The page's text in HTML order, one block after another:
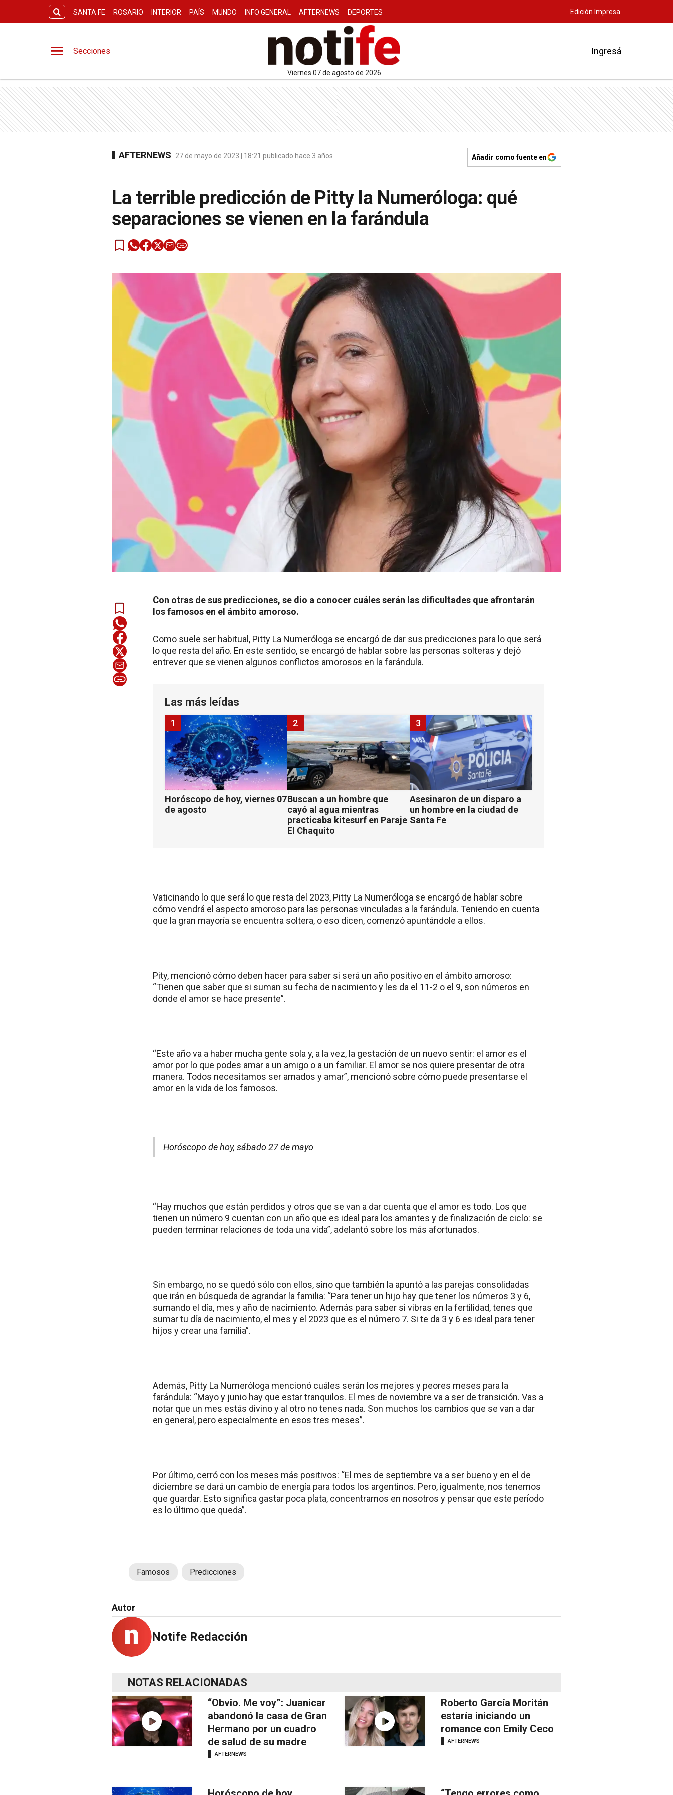
SANTA FE ROSARIO INTERIOR PAÍS MUNDO INFO GENERAL AFTERNEWS DEPORTES Edición Impresa
Secciones
viernes 07 de agosto de 2026
Ingresá
AFTERNEWS 27 de mayo de 2023 | 18:21 publicado hace 3 años Añadir como fuente en
La terrible predicción de Pitty la Numeróloga: qué
separaciones se vienen en la farándula
Con otras de sus predicciones, se dio a conocer cuáles serán las dificultades que afrontarán
los famosos en el ámbito amoroso.
Como suele ser habitual, Pitty La Numeróloga se encargó de dar sus predicciones para lo que será
lo que resta del año. En este sentido, se encargó de hablar sobre las personas solteras y dejó
entrever que se vienen algunos conflictos amorosos en la farándula.
Las más leídas
Horóscopo de hoy, viernes 07
de agosto
1
Buscan a un hombre que
cayó al agua mientras
practicaba kitesurf en Paraje
El Chaquito
2
Asesinaron de un disparo a
un hombre en la ciudad de
Santa Fe
3
Vaticinando lo que será lo que resta del 2023, Pitty La Numeróloga se encargó de hablar sobre
cómo vendrá el aspecto amoroso para las personas vinculadas a la farándula. Teniendo en cuenta
que la gran mayoría se encuentra soltera, o eso dicen, comenzó apuntándole a ellos.
Pity, mencionó cómo deben hacer para saber si será un año positivo en el ámbito amoroso:
“Tienen que saber que si suman su fecha de nacimiento y les da el 11-2 o el 9, son números en
donde el amor se hace presente”.
“Este año va a haber mucha gente sola y, a la vez, la gestación de un nuevo sentir: el amor es el
amor por lo que podes amar a un amigo o a un familiar. El amor se nos quiere presentar de otra
manera. Todos necesitamos ser amados y amar”, mencionó sobre cómo puede presentarse el
amor en la vida de los famosos.
Horóscopo de hoy, sábado 27 de mayo
“Hay muchos que están perdidos y otros que se van a dar cuenta que el amor es todo. Los que
tienen un número 9 cuentan con un año que es ideal para los amantes y de finalización de ciclo: se
pueden terminar relaciones de toda una vida”, adelantó sobre los más afortunados.
Sin embargo, no se quedó sólo con ellos, sino que también la apuntó a las parejas consolidadas
que irán en búsqueda de agrandar la familia: “Para tener un hijo hay que tener los números 3 y 6,
sumando el día, mes y año de nacimiento. Además para saber si vibras en la fertilidad, tenes que
sumar tu día de nacimiento, el mes y el 2023 que es el número 7. Si te da 3 y 6 es ideal para tener
hijos y crear una familia”.
Además, Pitty La Numeróloga mencionó cuáles serán los mejores y peores meses para la
farándula: “Mayo y junio hay que estar tranquilos. El mes de noviembre va a ser de transición. Vas a
notar que un mes estás divino y al otro no tenes nada. Son muchos los cambios que se van a dar
en general, pero especialmente en esos tres meses”.
Por último, cerró con los meses más positivos: “El mes de septiembre va a ser bueno y en el de
diciembre se dará un cambio de energía para todos los argentinos. Pero, igualmente, nos tenemos
que guardar. Esto significa gastar poca plata, concentrarnos en nosotros y pensar que este período
es lo último que queda”.
Famosos Predicciones
Autor
Notife Redacción
NOTAS RELACIONADAS
“Obvio. Me voy”: Juanicar
abandonó la casa de Gran
Hermano por un cuadro
de salud de su madre
AFTERNEWS
Roberto García Moritán
estaría iniciando un
romance con Emily Ceco
AFTERNEWS